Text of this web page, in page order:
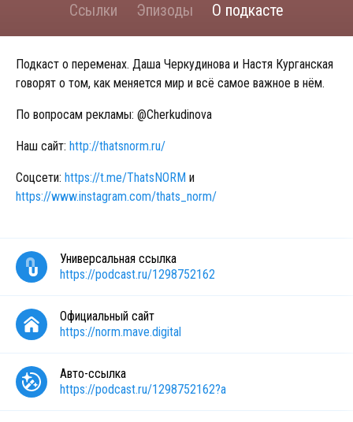
Ссылки Эпизоды О подкасте
Подкаст о переменах. Даша Черкудинова и Настя Курганская
говорят о том, как меняется мир и всё самое важное в нём.
По вопросам рекламы: @Cherkudinova
Наш сайт: http://thatsnorm.ru/
Соцсети: https://t.me/ThatsNORM и
https://www.instagram.com/thats_norm/
Универсальная ссылка
https://podcast.ru/1298752162
Официальный сайт
https://norm.mave.digital
Авто-ссылка
https://podcast.ru/1298752162?a